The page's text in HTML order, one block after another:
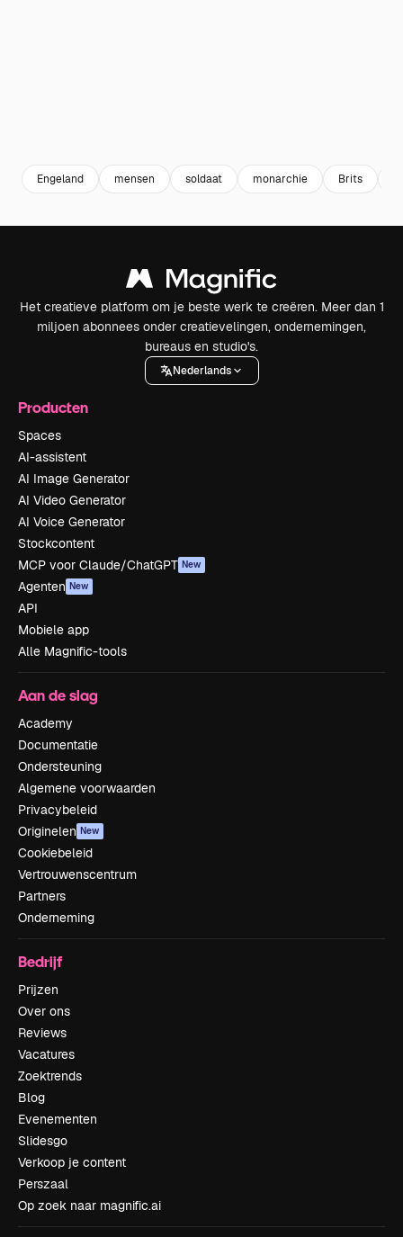
Engeland mensen soldaat monarchie Brits
Het creatieve platform om je beste werk te creëren. Meer dan 1
miljoen abonnees onder creatievelingen, ondernemingen,
bureaus en studio's.
Nederlands
Producten
Spaces
AI-assistent
AI Image Generator
AI Video Generator
AI Voice Generator
Stockcontent
MCP voor Claude/ChatGPT New
Agenten New
API
Mobiele app
Alle Magnific-tools
Aan de slag
Academy
Documentatie
Ondersteuning
Algemene voorwaarden
Privacybeleid
Originelen New
Cookiebeleid
Vertrouwenscentrum
Partners
Onderneming
Bedrijf
Prijzen
Over ons
Reviews
Vacatures
Zoektrends
Blog
Evenementen
Slidesgo
Verkoop je content
Perszaal
Op zoek naar magnific.ai